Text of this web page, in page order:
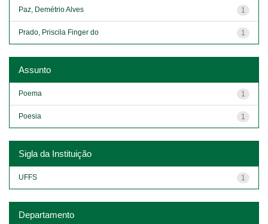
1
Paz, Demétrio Alves
1
Prado, Priscila Finger do
Assunto
1
Poema
1
Poesia
Sigla da Instituição
1
UFFS
Departamento